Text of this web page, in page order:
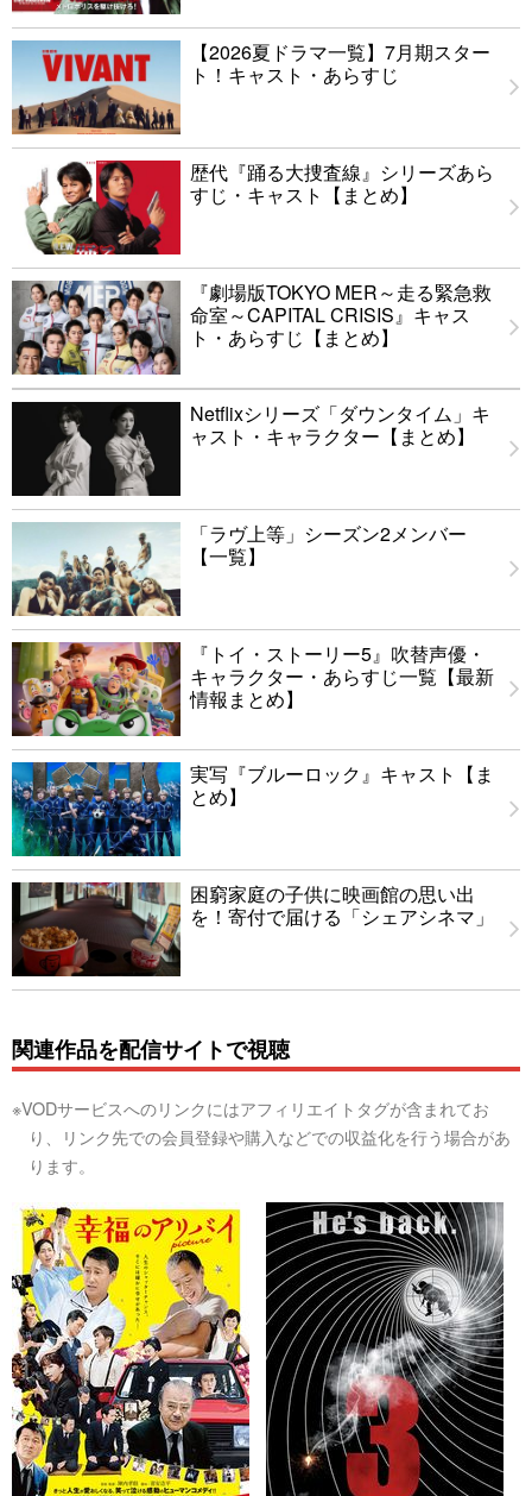
【2026夏ドラマ一覧】7月期スター
ト！キャスト・あらすじ
歴代『踊る大捜査線』シリーズあら
すじ・キャスト【まとめ】
『劇場版TOKYO MER～走る緊急救
命室～CAPITAL CRISIS』キャス
ト・あらすじ【まとめ】
Netflixシリーズ「ダウンタイム」キ
ャスト・キャラクター【まとめ】
「ラヴ上等」シーズン2メンバー
【一覧】
『トイ・ストーリー5』吹替声優・
キャラクター・あらすじ一覧【最新
情報まとめ】
実写『ブルーロック』キャスト【ま
とめ】
困窮家庭の子供に映画館の思い出
を！寄付で届ける「シェアシネマ」
関連作品を配信サイトで視聴
※VODサービスへのリンクにはアフィリエイトタグが含まれてお
り、リンク先での会員登録や購入などでの収益化を行う場合があ
ります。